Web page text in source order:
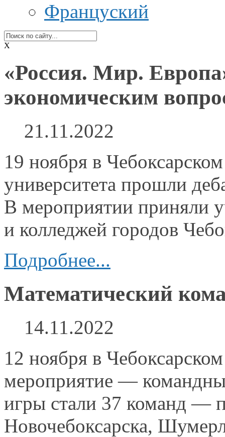
Француский
X
«Россия. Мир.
экономическим
21.11.2022
19 ноября в Чебоксарском
университета прошли
В мероприятии приняли
и колледжей городов
Подробнее...
Математический
14.11.2022
12 ноября в Чебоксарском
мероприятие —
игры стали 37 команд —
Новочебоксарска,